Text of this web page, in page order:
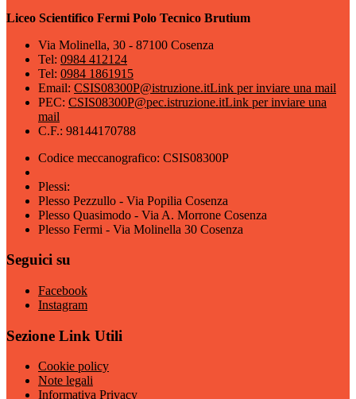
Liceo Scientifico Fermi Polo Tecnico Brutium
Via Molinella, 30 - 87100 Cosenza
Tel: 0984 412124
Tel: 0984 1861915
Email: CSIS08300P@istruzione.itLink per inviare una mail
PEC: CSIS08300P@pec.istruzione.itLink per inviare una
mail
C.F.: 98144170788
Codice meccanografico: CSIS08300P
Plessi:
Plesso Pezzullo - Via Popilia Cosenza
Plesso Quasimodo - Via A. Morrone Cosenza
Plesso Fermi - Via Molinella 30 Cosenza
Seguici su
Facebook
Instagram
Sezione Link Utili
Cookie policy
Note legali
Informativa Privacy